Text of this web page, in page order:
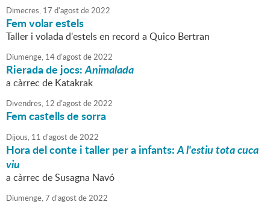
Dimecres, 17 d'agostde2022
Fem volar estels
Taller i volada d'estels en record a Quico Bertran
Diumenge, 14d'agostde2022
Rierada de jocs:Animalada
a càrrec de Katakrak
Divendres, 12 d'agostde2022
Fem castells de sorra
Dijous, 11 d'agostde2022
Hora del conte i taller per a infants:A l'estiu tota cuca
viu
a càrrec de Susagna Navó
Diumenge,7 d'agostde2022